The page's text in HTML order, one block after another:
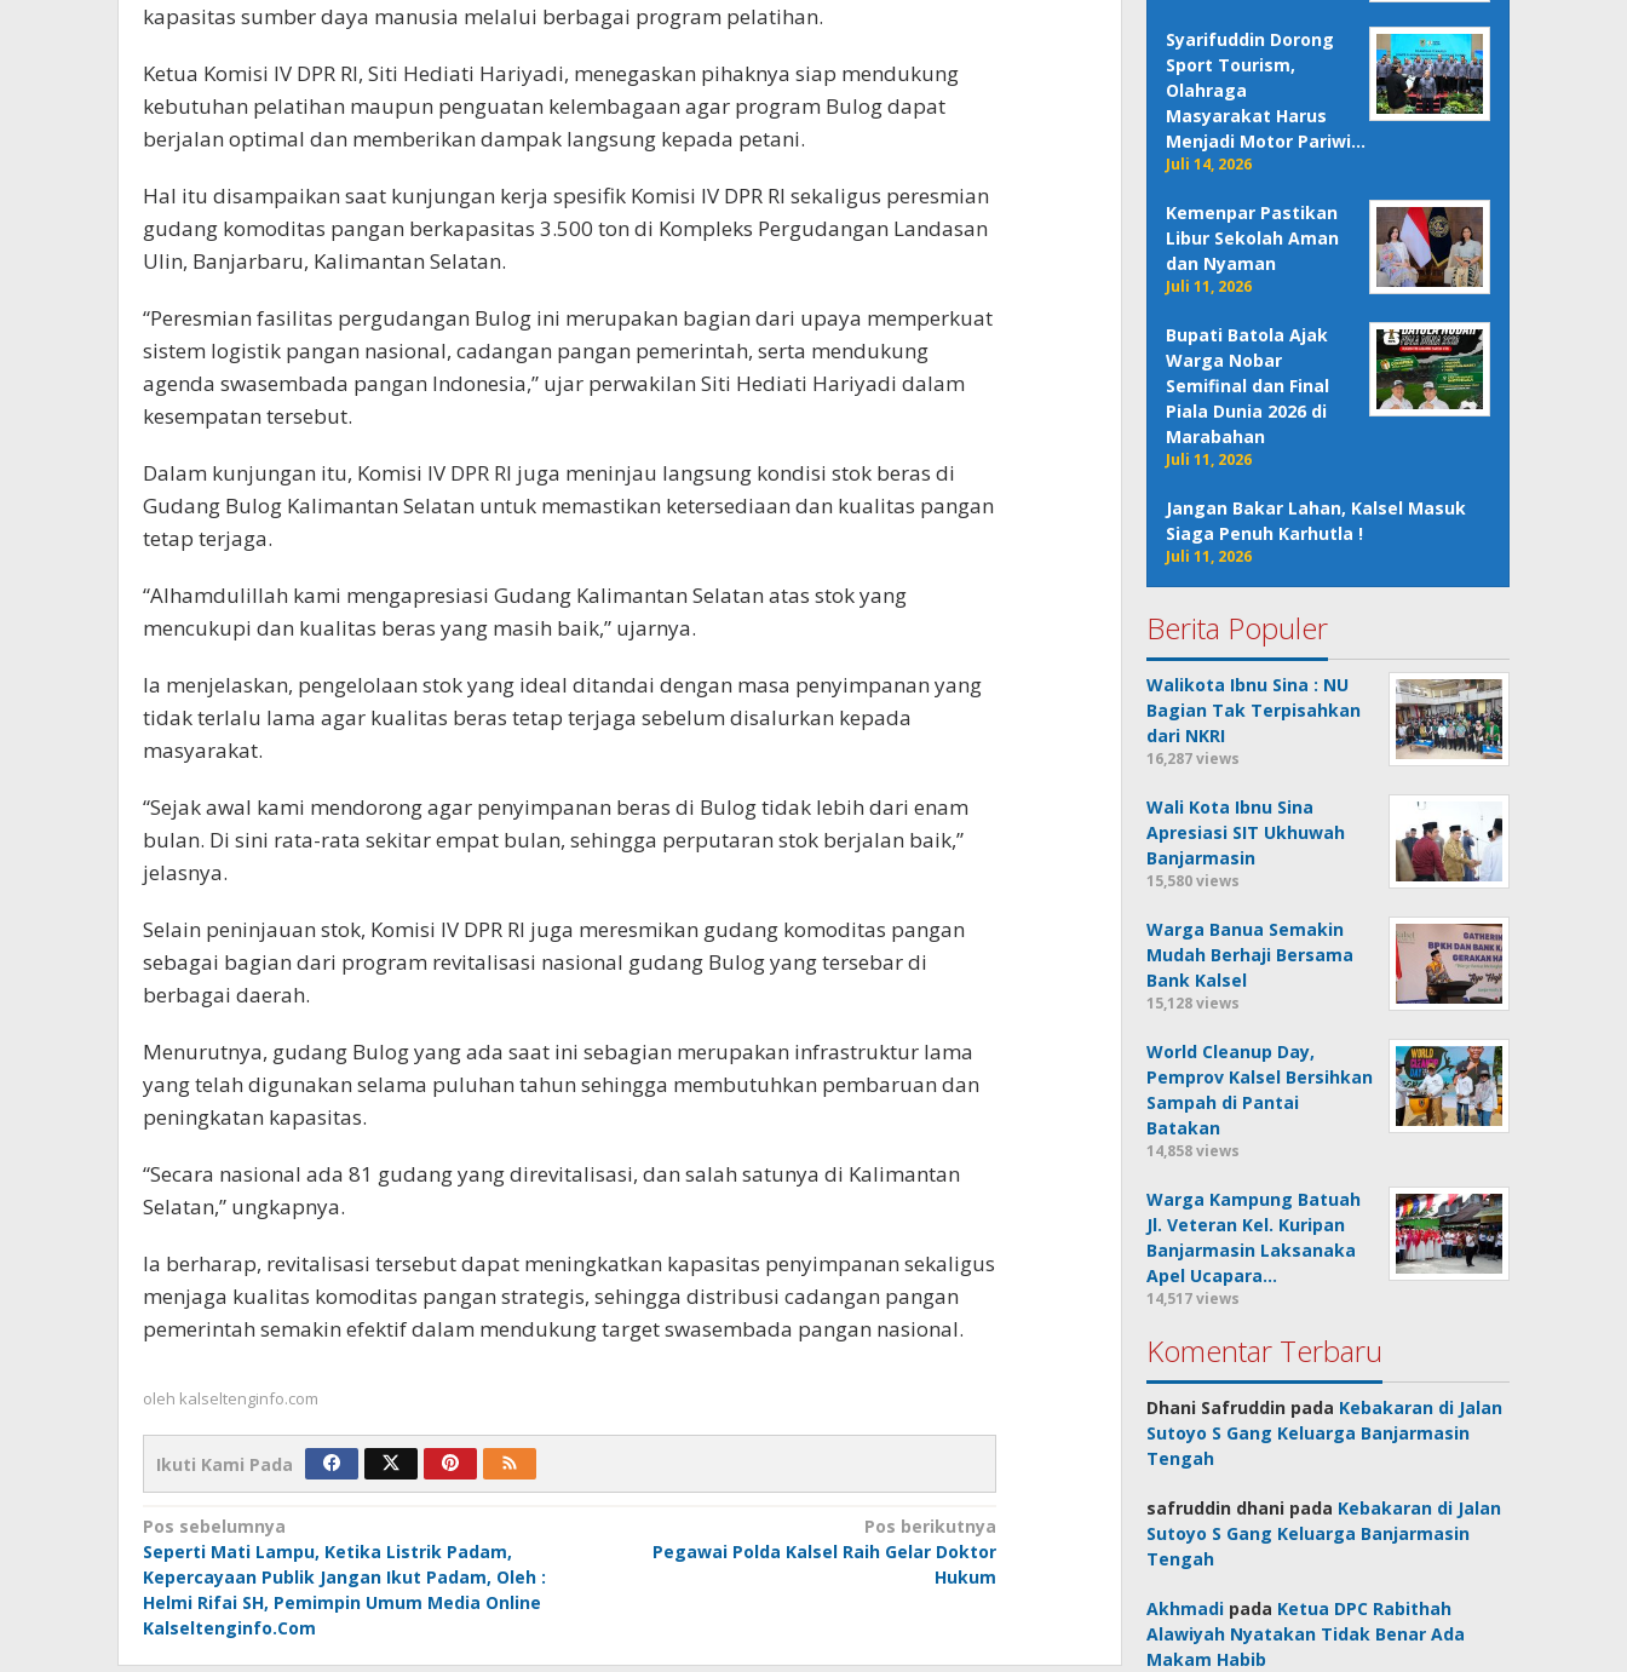
kapasitas sumber daya manusia melalui berbagai program pelatihan.
Ketua Komisi IV DPR RI, Siti Hediati Hariyadi, menegaskan pihaknya siap mendukung
kebutuhan pelatihan maupun penguatan kelembagaan agar program Bulog dapat
berjalan optimal dan memberikan dampak langsung kepada petani.
Hal itu disampaikan saat kunjungan kerja spesifik Komisi IV DPR RI sekaligus peresmian
gudang komoditas pangan berkapasitas 3.500 ton di Kompleks Pergudangan Landasan
Ulin, Banjarbaru, Kalimantan Selatan.
“Peresmian fasilitas pergudangan Bulog ini merupakan bagian dari upaya memperkuat
sistem logistik pangan nasional, cadangan pangan pemerintah, serta mendukung
agenda swasembada pangan Indonesia,” ujar perwakilan Siti Hediati Hariyadi dalam
kesempatan tersebut.
Dalam kunjungan itu, Komisi IV DPR RI juga meninjau langsung kondisi stok beras di
Gudang Bulog Kalimantan Selatan untuk memastikan ketersediaan dan kualitas pangan
tetap terjaga.
“Alhamdulillah kami mengapresiasi Gudang Kalimantan Selatan atas stok yang
mencukupi dan kualitas beras yang masih baik,” ujarnya.
Ia menjelaskan, pengelolaan stok yang ideal ditandai dengan masa penyimpanan yang
tidak terlalu lama agar kualitas beras tetap terjaga sebelum disalurkan kepada
masyarakat.
“Sejak awal kami mendorong agar penyimpanan beras di Bulog tidak lebih dari enam
bulan. Di sini rata-rata sekitar empat bulan, sehingga perputaran stok berjalan baik,”
jelasnya.
Selain peninjauan stok, Komisi IV DPR RI juga meresmikan gudang komoditas pangan
sebagai bagian dari program revitalisasi nasional gudang Bulog yang tersebar di
berbagai daerah.
Menurutnya, gudang Bulog yang ada saat ini sebagian merupakan infrastruktur lama
yang telah digunakan selama puluhan tahun sehingga membutuhkan pembaruan dan
peningkatan kapasitas.
“Secara nasional ada 81 gudang yang direvitalisasi, dan salah satunya di Kalimantan
Selatan,” ungkapnya.
Ia berharap, revitalisasi tersebut dapat meningkatkan kapasitas penyimpanan sekaligus
menjaga kualitas komoditas pangan strategis, sehingga distribusi cadangan pangan
pemerintah semakin efektif dalam mendukung target swasembada pangan nasional.
oleh kalseltenginfo.com
Ikuti Kami Pada
Navigasi
pos
Pos sebelumnya
Seperti Mati Lampu, Ketika Listrik Padam,
Kepercayaan Publik Jangan Ikut Padam, Oleh :
Helmi Rifai SH, Pemimpin Umum Media Online
Kalseltenginfo.Com
Pos berikutnya
Pegawai Polda Kalsel Raih Gelar Doktor
Hukum
Syarifuddin Dorong
Sport Tourism,
Olahraga
Masyarakat Harus
Menjadi Motor Pariwi…
Juli 14, 2026
Kemenpar Pastikan
Libur Sekolah Aman
dan Nyaman
Juli 11, 2026
Bupati Batola Ajak
Warga Nobar
Semifinal dan Final
Piala Dunia 2026 di
Marabahan
Juli 11, 2026
Jangan Bakar Lahan, Kalsel Masuk
Siaga Penuh Karhutla !
Juli 11, 2026
Berita Populer
Walikota Ibnu Sina : NU
Bagian Tak Terpisahkan
dari NKRI
16,287 views
Wali Kota Ibnu Sina
Apresiasi SIT Ukhuwah
Banjarmasin
15,580 views
Warga Banua Semakin
Mudah Berhaji Bersama
Bank Kalsel
15,128 views
World Cleanup Day,
Pemprov Kalsel Bersihkan
Sampah di Pantai
Batakan
14,858 views
Warga Kampung Batuah
Jl. Veteran Kel. Kuripan
Banjarmasin Laksanaka
Apel Ucapara…
14,517 views
Komentar Terbaru
Dhani Safruddin pada Kebakaran di Jalan
Sutoyo S Gang Keluarga Banjarmasin
Tengah
safruddin dhani pada Kebakaran di Jalan
Sutoyo S Gang Keluarga Banjarmasin
Tengah
Akhmadi pada Ketua DPC Rabithah
Alawiyah Nyatakan Tidak Benar Ada
Makam Habib